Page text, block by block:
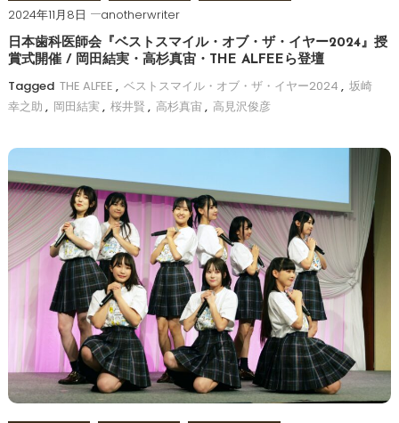
2024年11月8日 anotherwriter
日本歯科医師会『ベストスマイル・オブ・ザ・イヤー2024』授
賞式開催 / 岡田結実・高杉真宙・THE ALFEEら登壇
Tagged THE ALFEE , ベストスマイル・オブ・ザ・イヤー2024 , 坂崎
幸之助 , 岡田結実 , 桜井賢 , 高杉真宙 , 高見沢俊彦